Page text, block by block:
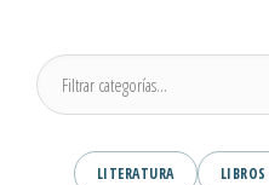
LITERATURA